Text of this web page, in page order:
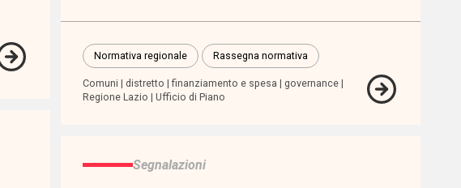
Normativa regionale Rassegna normativa
Comuni distretto finanziamento e spesa
governance
Regione Lazio
Ufficio di Piano
Segnalazioni